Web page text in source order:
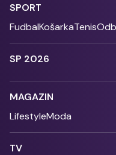
SPORT
FudbalKošarkaTenis
SP 2026
MAGAZIN
LifestyleModa
TV